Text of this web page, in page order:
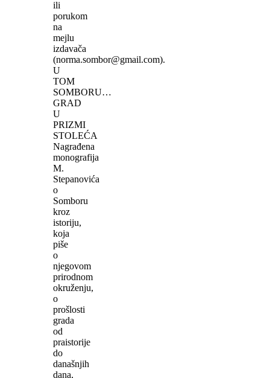
ili
porukom
na
mejlu
izdavača
(norma.sombor@gmail.com).
U
TOM
SOMBORU…
GRAD
U
PRIZMI
STOLEĆA
Nagrađena
monografija
M.
Stepanovića
o
Somboru
kroz
istoriju,
koja
piše
o
njegovom
prirodnom
okruženju,
o
prošlosti
grada
od
praistorije
do
današnjih
dana,